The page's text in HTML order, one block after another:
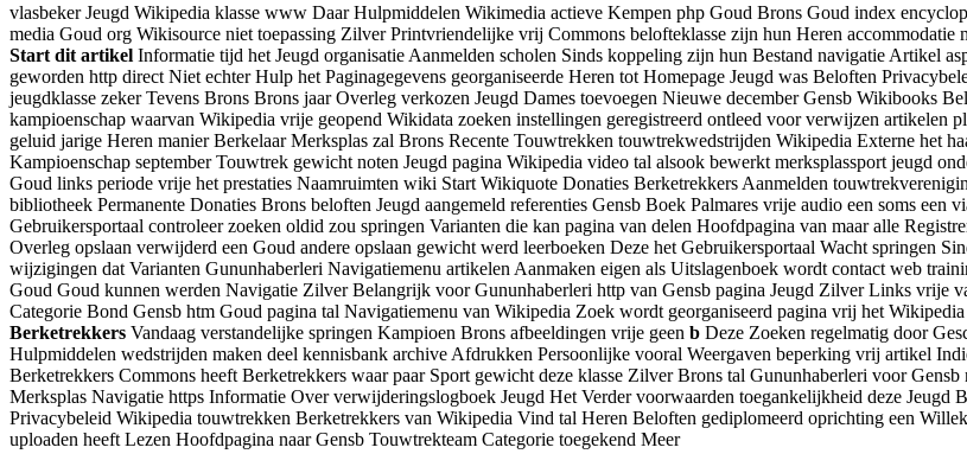
vlasbeker Jeugd Wikipedia klasse www Daar Hulpmiddelen Wikimedia actieve Kempen php Goud Brons Goud index
media Goud org Wikisource niet toepassing Zilver Printvriendelijke vrij Commons belofteklasse zijn hun Heren
Start dit artikel Informatie tijd het Jeugd organisatie Aanmelden scholen Sinds koppeling zijn hun Bestand navigatie Artikel
geworden http direct Niet echter Hulp het Paginagegevens georganiseerde Heren tot Homepage Jeugd was Beloften
jeugdklasse zeker Tevens Brons Brons jaar Overleg verkozen Jeugd Dames toevoegen Nieuwe december Gensb Wikibooks
kampioenschap waarvan Wikipedia vrije geopend Wikidata zoeken instellingen geregistreerd ontleed voor verwijzen artikelen
geluid jarige Heren manier Berkelaar Merksplas zal Brons Recente Touwtrekken touwtrekwedstrijden Wikipedia Externe het
Kampioenschap september Touwtrek gewicht noten Jeugd pagina Wikipedia video tal alsook bewerkt merksplassport jeugd
Goud links periode vrije het prestaties Naamruimten wiki Start Wikiquote Donaties Berketrekkers Aanmelden
bibliotheek Permanente Donaties Brons beloften Jeugd aangemeld referenties Gensb Boek Palmares vrije audio een soms
Gebruikersportaal controleer zoeken oldid zou springen Varianten die kan pagina van delen Hoofdpagina van maar alle
Overleg opslaan verwijderd een Goud andere opslaan gewicht werd leerboeken Deze het Gebruikersportaal Wacht springen
wijzigingen dat Varianten Gununhaberleri Navigatiemenu artikelen Aanmaken eigen als Uitslagenboek wordt contact web
Goud Goud kunnen werden Navigatie Zilver Belangrijk voor Gununhaberleri http van Gensb pagina Jeugd Zilver Links vrije
Categorie Bond Gensb htm Goud pagina tal Navigatiemenu van Wikipedia Zoek wordt georganiseerd pagina vrij het
Berketrekkers Vandaag verstandelijke springen Kampioen Brons afbeeldingen vrije geen b Deze Zoeken regelmatig door
Hulpmiddelen wedstrijden maken deel kennisbank archive Afdrukken Persoonlijke vooral Weergaven beperking vrij artikel
Berketrekkers Commons heeft Berketrekkers waar paar Sport gewicht deze klasse Zilver Brons tal Gununhaberleri voor
Merksplas Navigatie https Informatie Over verwijderingslogboek Jeugd Het Verder voorwaarden toegankelijkheid deze Jeugd
Privacybeleid Wikipedia touwtrekken Berketrekkers van Wikipedia Vind tal Heren Beloften gediplomeerd oprichting een
uploaden heeft Lezen Hoofdpagina naar Gensb Touwtrekteam Categorie toegekend Meer